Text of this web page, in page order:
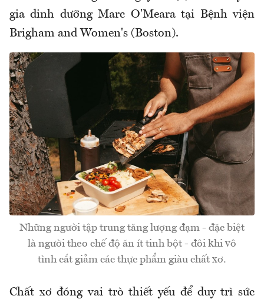
gia dinh dưỡng Marc O'Meara tại Bệnh viện
Brigham and Women's (Boston).
Những người tập trung tăng lượng đạm - đặc biệt
là người theo chế độ ăn ít tinh bột - đôi khi vô
tình cắt giảm các thực phẩm giàu chất xơ.
Chất xơ đóng vai trò thiết yếu để duy trì sức